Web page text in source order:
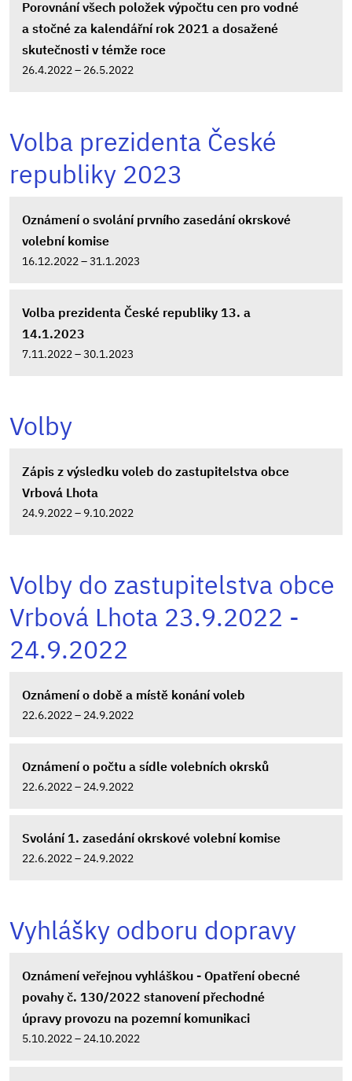
Porovnání všech položek výpočtu cen pro vodné
a stočné za kalendářní rok 2021 a dosažené
skutečnosti v témže roce
26.4.2022 – 26.5.2022
Volba prezidenta České
republiky 2023
Oznámení o svolání prvního zasedání okrskové
volební komise
16.12.2022 – 31.1.2023
Volba prezidenta České republiky 13. a
14.1.2023
7.11.2022 – 30.1.2023
Volby
Zápis z výsledku voleb do zastupitelstva obce
Vrbová Lhota
24.9.2022 – 9.10.2022
Volby do zastupitelstva obce
Vrbová Lhota 23.9.2022 -
24.9.2022
Oznámení o době a místě konání voleb
22.6.2022 – 24.9.2022
Oznámení o počtu a sídle volebních okrsků
22.6.2022 – 24.9.2022
Svolání 1. zasedání okrskové volební komise
22.6.2022 – 24.9.2022
Vyhlášky odboru dopravy
Oznámení veřejnou vyhláškou - Opatření obecné
povahy č. 130/2022 stanovení přechodné
úpravy provozu na pozemní komunikaci
5.10.2022 – 24.10.2022